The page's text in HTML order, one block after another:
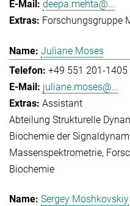
deepa.mehta@...
Forschungsgruppe
Juliane Moses
+49 551 201-1405
juliane.moses@...
Assistant
Abteilung Strukturelle
Biochemie der
Massenspektrometrie
Biochemie
Sergey Moshkovskiy